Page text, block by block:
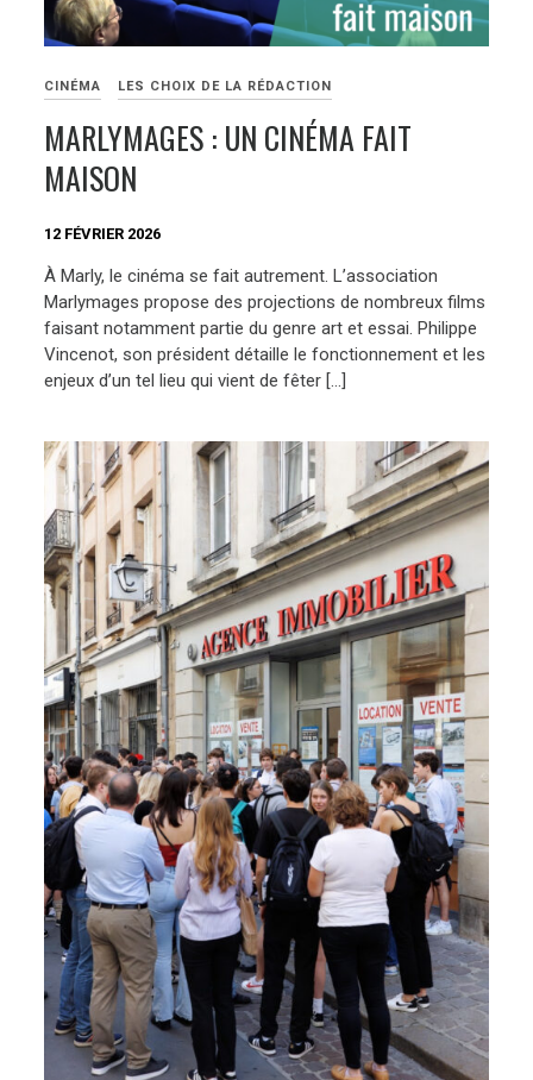
CINÉMA LES CHOIX DE LA RÉDACTION
MARLYMAGES : UN CINÉMA FAIT
MAISON
12 FÉVRIER 2026
À Marly, le cinéma se fait autrement. L’association
Marlymages propose des projections de nombreux films
faisant notamment partie du genre art et essai. Philippe
Vincenot, son président détaille le fonctionnement et les
enjeux d’un tel lieu qui vient de fêter […]